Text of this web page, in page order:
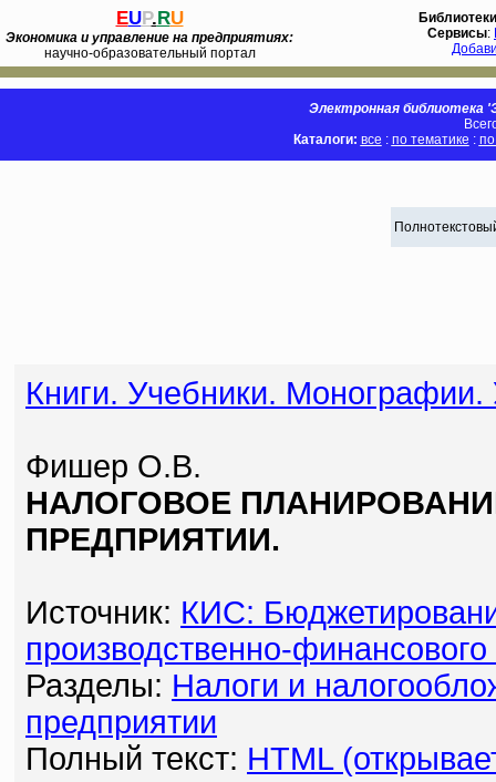
EUP.RU
Экономика и управление на предприятиях:
научно-образовательный портал
Библиотеки
Сервисы:
Электронная библиотека
Каталоги: все : по тематике :
Книги. Учебники.
Фишер О.В.
НАЛОГОВОЕ
ПРЕДПРИЯТИИ.
Источник: КИС:
производственно-
Разделы: Налоги и
предприятии
Полный текст: HTML